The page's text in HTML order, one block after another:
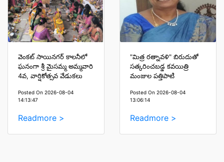
వెంకట్ సాయినగర్ కాలనీలో
ఘనంగా శ్రీ మైసమ్మ అమ్మవారి
4వ, వార్షికోత్సవ వేడుకలు
Posted On 2026-08-04
14:13:47
Readmore >
"మిత్ర రత్నావళి" బిరుదుతో
సత్కరించబడ్డ కవయిత్రి
మంజుల పత్తిపాటి
Posted On 2026-08-04
13:06:14
Readmore >